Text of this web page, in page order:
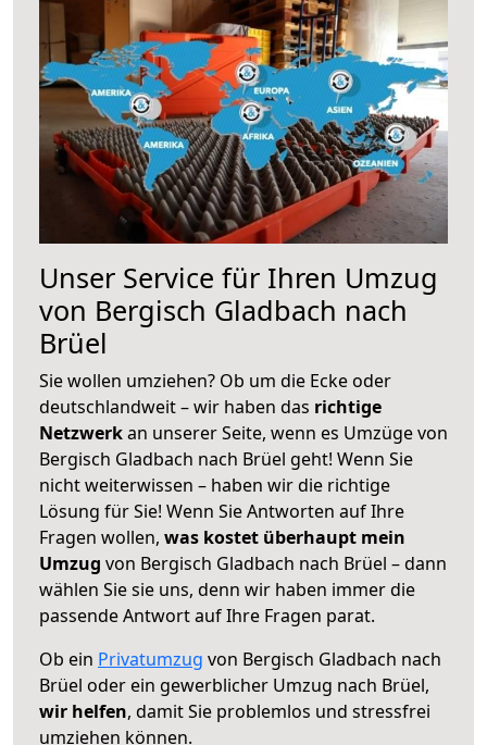
Unser Service für Ihren Umzug
von Bergisch Gladbach nach
Brüel
Sie wollen umziehen? Ob um die Ecke oder
deutschlandweit – wir haben das richtige
Netzwerkan unserer Seite, wenn es Umzüge von
Bergisch Gladbach nach Brüel geht! Wenn Sie
nicht weiterwissen – haben wir die richtige
Lösung für Sie! Wenn Sie Antworten auf Ihre
Fragen wollen, was kostet überhaupt mein
Umzug von Bergisch Gladbach nach Brüel – dann
wählen Sie sie uns, denn wir haben immer die
passende Antwort auf Ihre Fragen parat.
Ob ein Privatumzug von Bergisch Gladbach nach
Brüel oder ein gewerblicher Umzug nach Brüel,
wir helfen, damit Sie problemlos und stressfrei
umziehen können.